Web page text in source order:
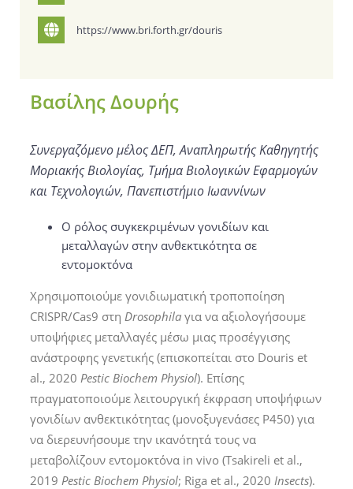
https://www.bri.forth.gr/douris
Βασίλης Δουρής
Συνεργαζόμενο μέλος ΔΕΠ, Αναπληρωτής Καθηγητής
Μοριακής Βιολογίας, Τμήμα Βιολογικών Εφαρμογών
και Τεχνολογιών, Πανεπιστήμιο Ιωαννίνων
Ο ρόλος συγκεκριμένων γονιδίων και
μεταλλαγών στην ανθεκτικότητα σε
εντομοκτόνα
Χρησιμοποιούμε γονιδιωματική τροποποίηση
CRISPR/Cas9 στη Drosophilaγια να αξιολογήσουμε
υποψήφιες μεταλλαγές μέσω μιας προσέγγισης
ανάστροφης γενετικής (επισκοπείται στο Douris et
al., 2020 Pestic Biochem Physiol). Επίσης
πραγματοποιούμε λειτουργική έκφραση υποψήφιων
γονιδίων ανθεκτικότητας (μονοξυγενάσες P450) για
να διερευνήσουμε την ικανότητά τους να
μεταβολίζουν εντομοκτόνα in vivo (Tsakireli et al.,
2019 Pestic Biochem Physiol; Riga et al., 2020 Insects).